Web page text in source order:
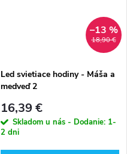
18,90 €
–13 %
Led svietiace hodiny - Máša a
medveď 2
16,39 €
Skladom u nás - Dodanie: 1-
2 dni